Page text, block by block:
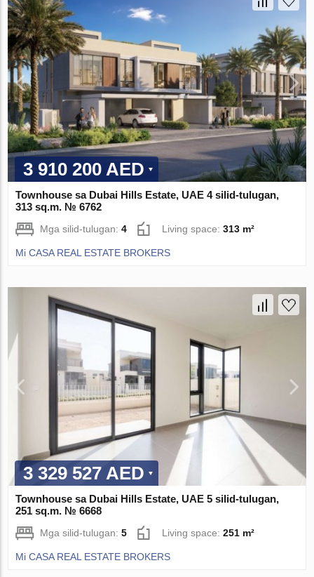
3 910 200 AED
Townhouse sa Dubai Hills Estate, UAE 4 silid-tulugan,
313 sq.m. № 6762
Mga silid-tulugan:4 Living space:313 m²
Mi CASA REAL ESTATE BROKERS
3 329 527 AED
Townhouse sa Dubai Hills Estate, UAE 5 silid-tulugan,
251 sq.m. № 6668
Mga silid-tulugan:5 Living space:251 m²
Mi CASA REAL ESTATE BROKERS